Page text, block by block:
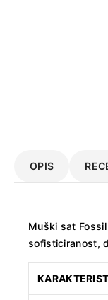
OPIS
Muški sat
sofisticiranost,